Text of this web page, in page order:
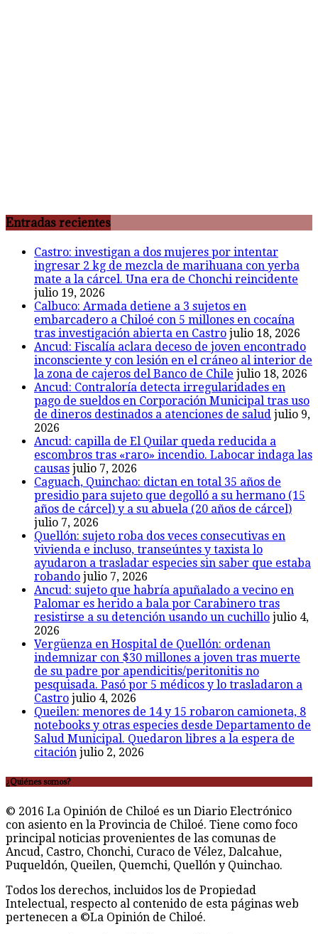
Entradas recientes
Castro: investigan a dos mujeres por intentar
ingresar 2 kg de mezcla de marihuana con yerba
mate a la cárcel. Una era de Chonchi reincidente
julio 19, 2026
Calbuco: Armada detiene a 3 sujetos en
embarcadero a Chiloé con 5 millones en cocaína
tras investigación abierta en Castro julio 18, 2026
Ancud: Fiscalía aclara deceso de joven encontrado
inconsciente y con lesión en el cráneo al interior de
la zona de cajeros del Banco de Chile julio 18, 2026
Ancud: Contraloría detecta irregularidades en
pago de sueldos en Corporación Municipal tras uso
de dineros destinados a atenciones de salud julio 9,
2026
Ancud: capilla de El Quilar queda reducida a
escombros tras «raro» incendio. Labocar indaga las
causas julio 7, 2026
Caguach, Quinchao: dictan en total 35 años de
presidio para sujeto que degolló a su hermano (15
años de cárcel) y a su abuela (20 años de cárcel)
julio 7, 2026
Quellón: sujeto roba dos veces consecutivas en
vivienda e incluso, transeúntes y taxista lo
ayudaron a trasladar especies sin saber que estaba
robando julio 7, 2026
Ancud: sujeto que habría apuñalado a vecino en
Palomar es herido a bala por Carabinero tras
resistirse a su detención usando un cuchillo julio 4,
2026
Vergüenza en Hospital de Quellón: ordenan
indemnizar con $30 millones a joven tras muerte
de su padre por apendicitis/peritonitis no
pesquisada. Pasó por 5 médicos y lo trasladaron a
Castro julio 4, 2026
Queilen: menores de 14 y 15 robaron camioneta, 8
notebooks y otras especies desde Departamento de
Salud Municipal. Quedaron libres a la espera de
citación julio 2, 2026
¿Quiénes somos?
© 2016 La Opinión de Chiloé es un Diario Electrónico
con asiento en la Provincia de Chiloé. Tiene como foco
principal noticias provenientes de las comunas de
Ancud, Castro, Chonchi, Curaco de Vélez, Dalcahue,
Puqueldón, Queilen, Quemchi, Quellón y Quinchao.
Todos los derechos, incluidos los de Propiedad
Intelectual, respecto al contenido de esta páginas web
pertenecen a ©La Opinión de Chiloé.